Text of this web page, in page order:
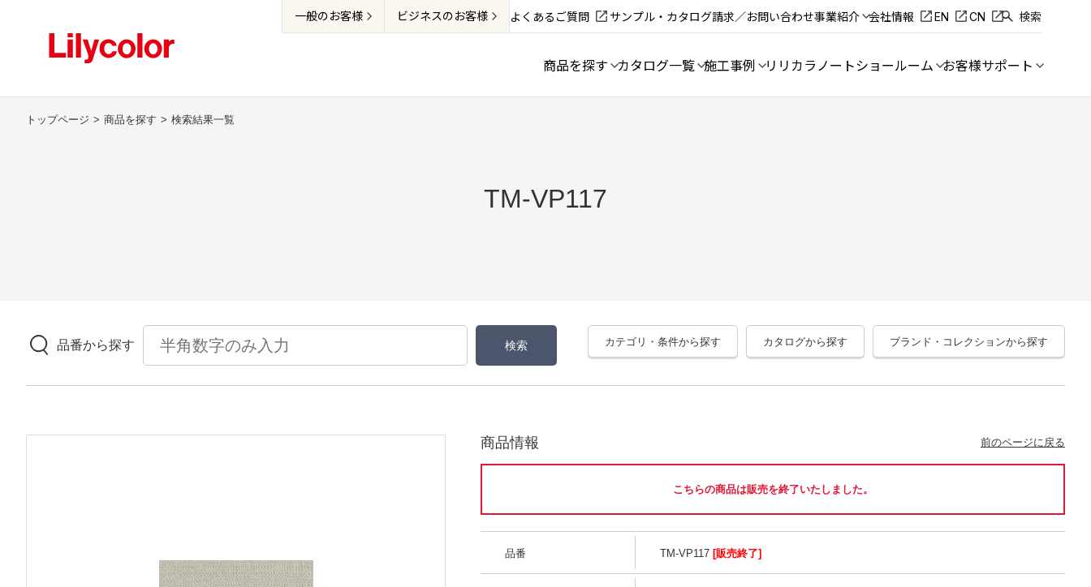
一般のお客様 ビジネスのお客様 よくあるご質問 サンプル・カタログ請求／お問い合わせ事業紹介 会社情報 EN CN 検索
商品を探す カタログ一覧 施工事例 リリカラノートショールーム お客様サポート
トップページ 商品を探す 検索結果一覧
TM-VP117
品番から探す カテゴリ・条件から探す カタログから探す ブランド・コレクションから探す
商品情報 前のページに戻る
こちらの商品は販売を終了いたしました。
品番 TM-VP117 [販売終了]